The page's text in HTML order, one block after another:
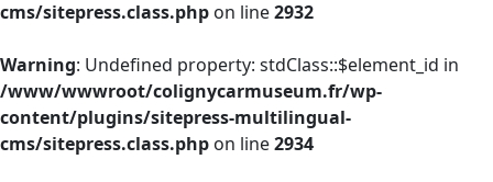
cms/sitepress.class.php on line2932
Warning: Undefined property: stdClass::$element_id in
/www/wwwroot/colignycarmuseum.fr/wp-
content/plugins/sitepress-multilingual-
cms/sitepress.class.php on line2934